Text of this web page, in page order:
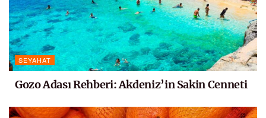
SEYAHAT
Gozo Adası Rehberi: Akdeniz’in Sakin Cenneti